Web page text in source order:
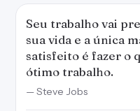
Seu trabalho vai
sua vida e a única
satisfeito é fazer o
ótimo trabalho.
— Steve Jobs